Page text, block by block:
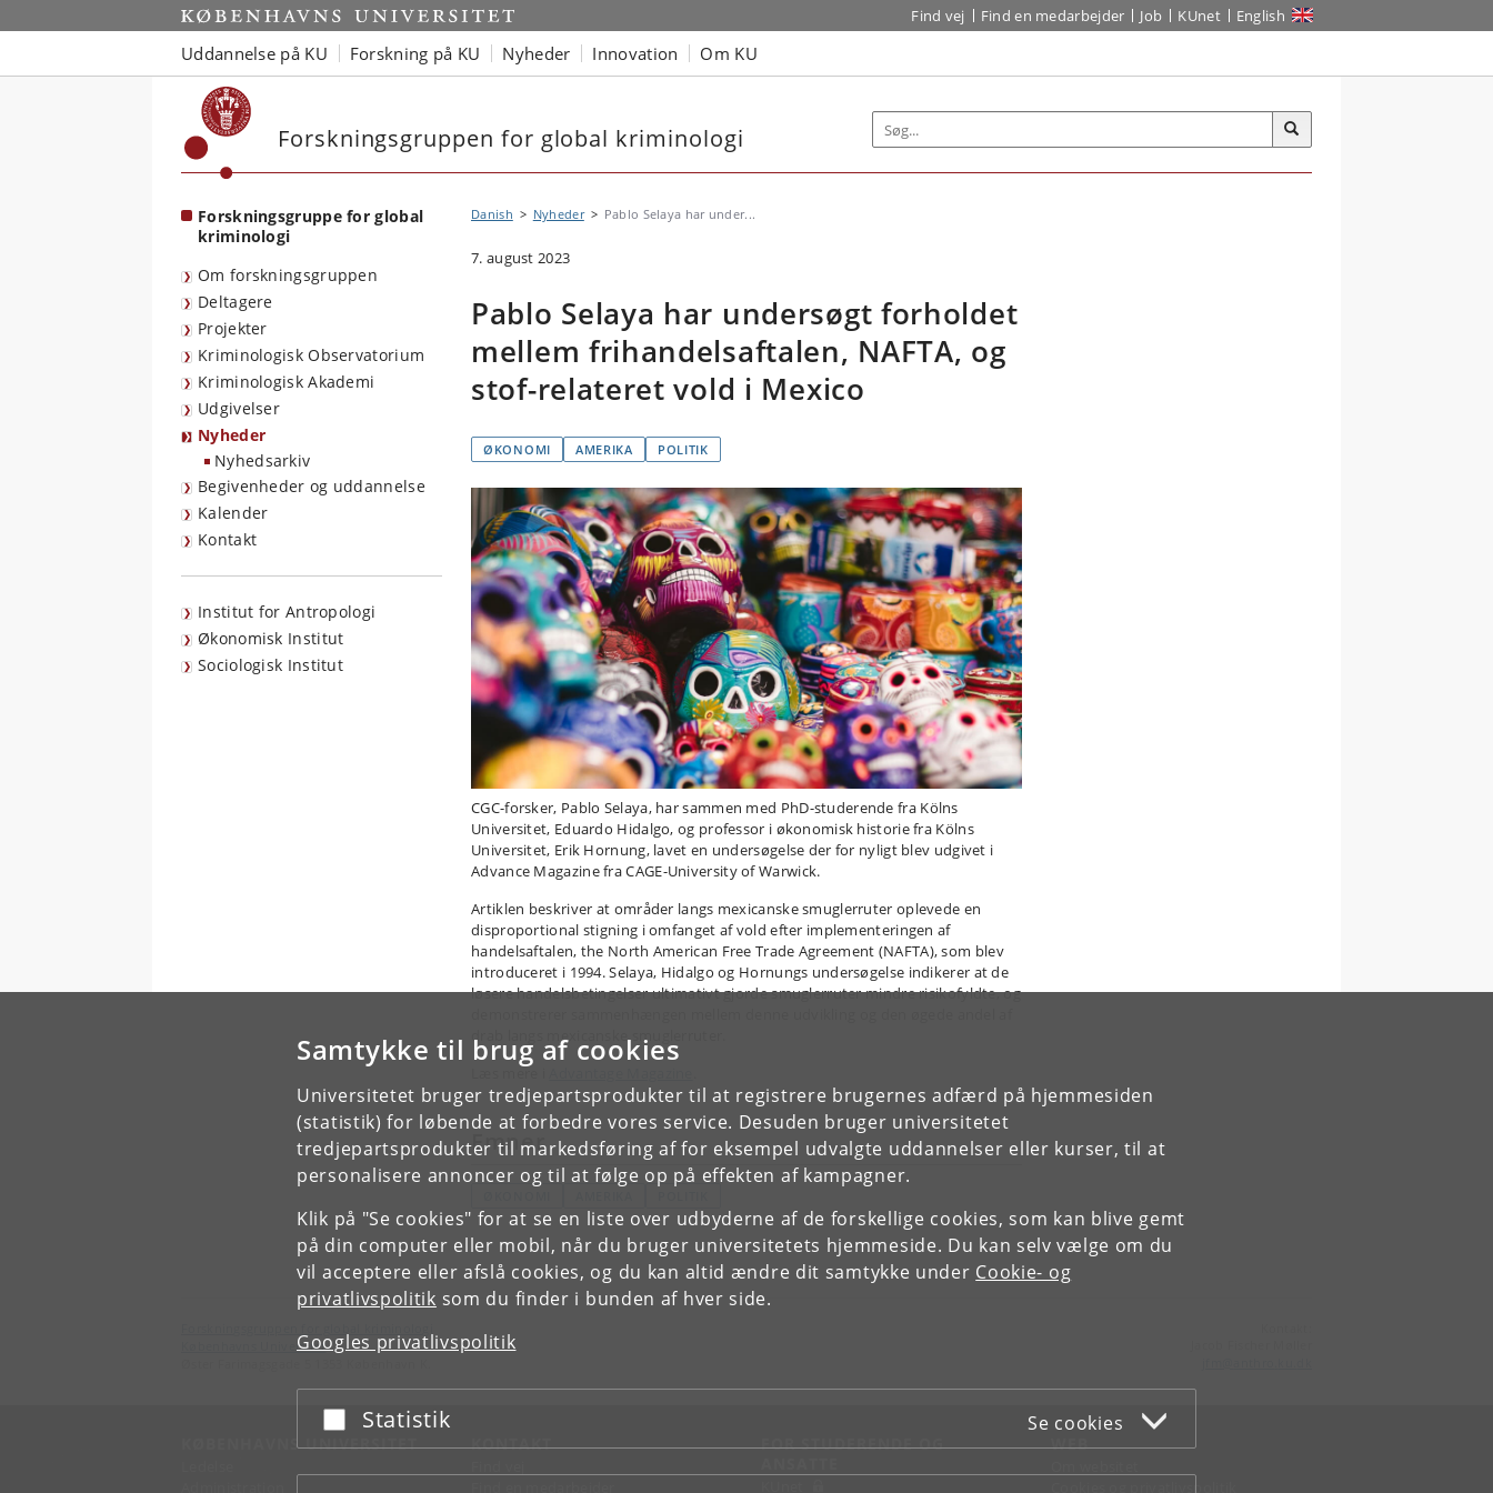
Samtykke til brug af cookies
Universitetet bruger tredjepartsprodukter til at registrere brugernes adfærd på hjemmesiden
(statistik) for løbende at forbedre vores service. Desuden bruger universitetet
tredjepartsprodukter til markedsføring af for eksempel udvalgte uddannelser eller kurser, til at
personalisere annoncer og til at følge op på effekten af kampagner.
Klik på "Se cookies" for at se en liste over udbyderne af de forskellige cookies, som kan blive gemt
på din computer eller mobil, når du bruger universitetets hjemmeside. Du kan selv vælge om du
vil acceptere eller afslå cookies, og du kan altid ændre dit samtykke under Cookie- og
privatlivspolitik som du finder i bunden af hver side.
Googles privatlivspolitik
Acceptér eller afslå
Statistik Se cookies
Start Find vej Find en medarbejder Job KUnet English
Uddannelse på KU Forskning på KU Nyheder Innovation Om KU
Forskningsgruppen for global kriminologi
Forskningsgruppe for global
kriminologi
Om forskningsgruppen
Deltagere
Projekter
Kriminologisk Observatorium
Kriminologisk Akademi
Udgivelser
Nyheder
Nyhedsarkiv
Begivenheder og uddannelse
Kalender
Kontakt
Institut for Antropologi
Økonomisk Institut
Sociologisk Institut
Danish Nyheder Pablo Selaya har under...
7. august 2023
Pablo Selaya har undersøgt forholdet
mellem frihandelsaftalen, NAFTA, og
stof-relateret vold i Mexico
ØKONOMI AMERIKA POLITIK
CGC-forsker, Pablo Selaya, har sammen med PhD-studerende fra Kölns
Universitet, Eduardo Hidalgo, og professor i økonomisk historie fra Kölns
Universitet, Erik Hornung, lavet en undersøgelse der for nyligt blev udgivet i
Advance Magazine fra CAGE-University of Warwick.
Artiklen beskriver at områder langs mexicanske smuglerruter oplevede en
disproportional stigning i omfanget af vold efter implementeringen af
handelsaftalen, the North American Free Trade Agreement (NAFTA), som blev
introduceret i 1994. Selaya, Hidalgo og Hornungs undersøgelse indikerer at de
løsere handelsbetingelser ultimativt gjorde smuglerruter mindre risikofyldte, og
Læs mere i
Emner
Københavns Universitet
KØBENHAVNS UNIVERSITET KONTAKT
FOR STUDERENDE OG
WEB